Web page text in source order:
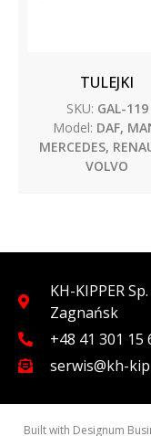
TULEJKI
SKU: GAL-119
Model: DAF,
MERCEDES,
VOLVO
KH-KIPPER
Zagnańsk
+48 41 301 15
serwis@kh-
Built with Designum